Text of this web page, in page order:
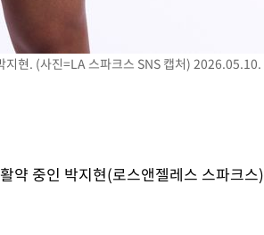
현. (사진=LA 스파크스 SNS 캡처) 2026.05.10.
약 중인 박지현(로스앤젤레스 스파크스)